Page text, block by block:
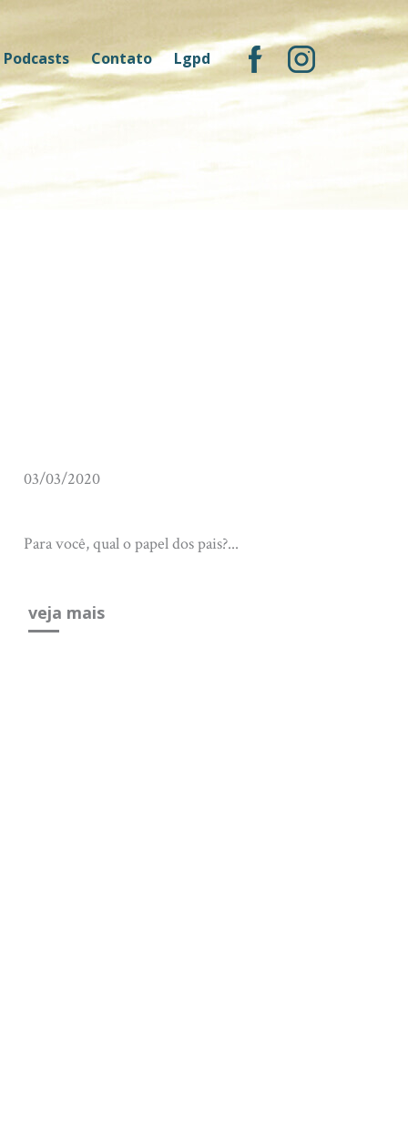
Podcasts Contato Lgpd
03/03/2020
Para você, qual o papel dos pais?...
veja mais